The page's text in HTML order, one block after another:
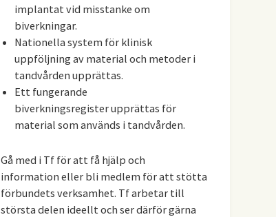
implantat vid misstanke om
biverkningar.
Nationella system för klinisk
uppföljning av material och metoder i
tandvården upprättas.
Ett fungerande
biverkningsregister upprättas för
material som används i tandvården.
Gå med i Tf för att få hjälp och
information eller bli medlem för att stötta
förbundets verksamhet. Tf arbetar till
största delen ideellt och ser därför gärna